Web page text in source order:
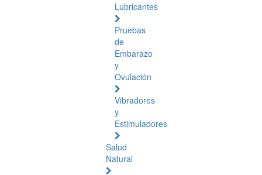
Lubricantes
Pruebas
de
Embarazo
y
Ovulación
Vibradores
y
Estimuladores
Salud
Natural